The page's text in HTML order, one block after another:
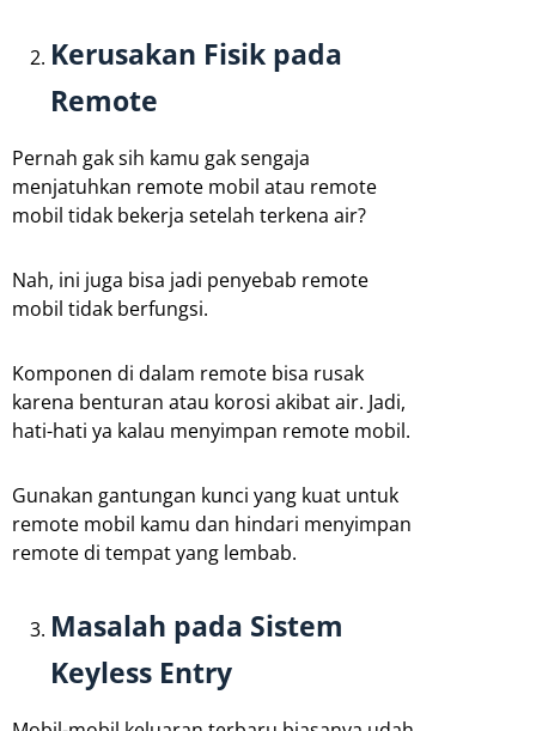
Kerusakan Fisik pada
Remote
Pernah gak sih kamu gak sengaja
menjatuhkan remote mobil atau remote
mobil tidak bekerja setelah terkena air?
Nah, ini juga bisa jadi penyebab remote
mobil tidak berfungsi.
Komponen di dalam remote bisa rusak
karena benturan atau korosi akibat air. Jadi,
hati-hati ya kalau menyimpan remote mobil.
Gunakan gantungan kunci yang kuat untuk
remote mobil kamu dan hindari menyimpan
remote di tempat yang lembab.
Masalah pada Sistem
Keyless Entry